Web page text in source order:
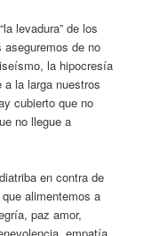
levadura” de los
de no
la hipocresía
la larga nuestros
cubierto que no
no llegue a
en contra de
alimentemos a
paz amor,